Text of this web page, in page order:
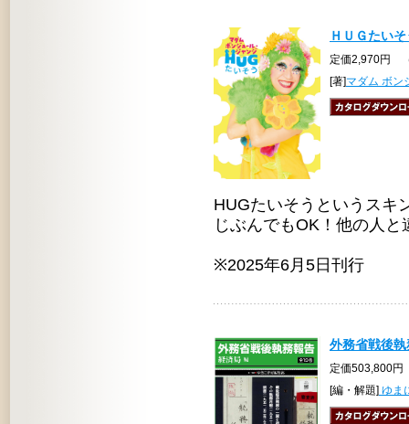
ＨＵＧたいそ
定価2,970円
[著]マダム ボン
HUGたいそうというスキ
じぶんでもOK！他の人
※2025年6月5日刊行
外務省戦後
定価503,800
[編・解題] ゆま